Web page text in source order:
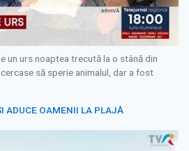
un urs noaptea trecută la o stână din
să sperie animalul, dar a fost
ADUCE OAMENII LA PLAJĂ